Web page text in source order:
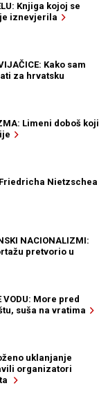
Knjiga kojoj se
iznevjerila
Kako sam
za hrvatsku
Limeni doboš koji
Friedricha Nietzschea
NACIONALIZMI:
pretvorio u
VODU: More pred
suša na vratima
uklanjanje
organizatori